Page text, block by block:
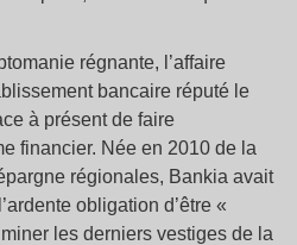
régnante, l’affaire
bancaire réputé le
à présent de faire
financier. Née en 2010 de la
régionales, Bankia avait
obligation d’être «
les derniers vestiges de la